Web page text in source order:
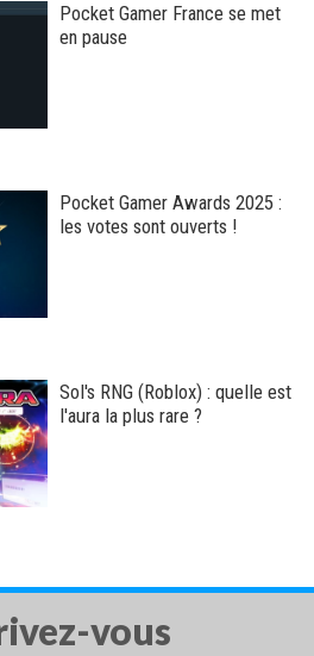
Pocket Gamer France se met
en pause
Pocket Gamer Awards 2025 :
les votes sont ouverts !
Sol's RNG (Roblox) : quelle est
l'aura la plus rare ?
vous